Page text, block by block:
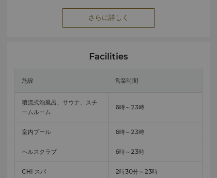
の皆様は、トレーナーもご利用いただけます。その他にも、
健康アセスメントのためのボディコンポジションアナライザ
ーや噴流式泡風呂、サウナ、スチームルームをご用意してお
タイルのプールの水中のスピーカーから流れる音楽ととも
に、水泳をお楽しみいただけます。
さらに詳しく
Facilities
施設 営業時間
噴流式泡風呂、サウナ、スチ
ームルーム
6時～23時
室内プール 6時～23時
ヘルスクラブ 6時～23時
CHI スパ 2時30分～23時